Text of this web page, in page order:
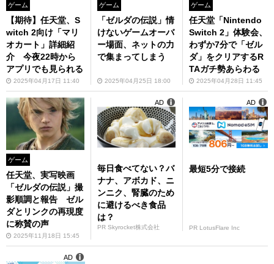
ゲーム
【期待】任天堂、S
witch 2向け「マリ
オカート」詳細紹
介 今夜22時から
アプリでも見られる
2025年04月17日 11:40
ゲーム
「ゼルダの伝説」情
けないゲームオーバ
ー場面、ネットの力
で集まってしまう
2025年04月25日 18:00
ゲーム
任天堂「Nintendo
Switch 2」体験会、
わずか7分で「ゼル
ダ」をクリアするR
TAガチ勢あらわる
2025年04月28日 11:45
ゲーム
任天堂、実写映画
「ゼルダの伝説」撮
影順調と報告 ゼル
ダとリンクの再現度
に称賛の声
2025年11月18日 15:45
毎日食べてない？バ
ナナ、アボカド、ニ
ンニク、腎臓のため
に避けるべき食品
は？
PR Skyrocket株式会社
AD
最短5分で接続
PR LotusFlare Inc
AD
AD